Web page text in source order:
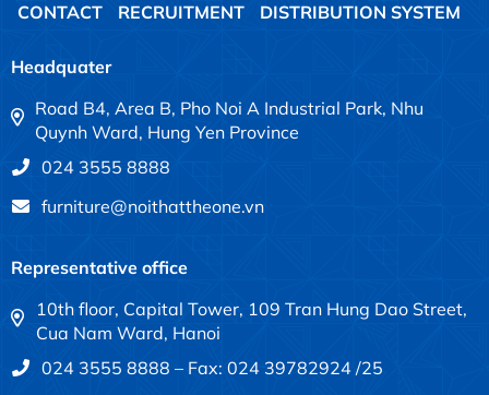
CONTACT RECRUITMENT DISTRIBUTION SYSTEM
Headquater
Road B4, Area B, Pho Noi A Industrial Park, Nhu
Quynh Ward, Hung Yen Province
024 3555 8888
furniture@noithattheone.vn
Representative office
10th floor, Capital Tower, 109 Tran Hung Dao Street,
Cua Nam Ward, Hanoi
024 3555 8888 – Fax: 024 39782924 /25